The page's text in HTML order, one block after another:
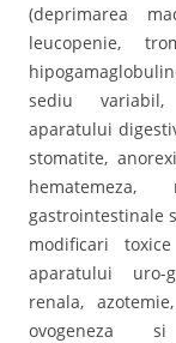
(deprimarea
leucopenie,
sediu
aparatului
stomatite,
hematemeza,
gastrointestinale
modificari
aparatului uro-
renala,
ovogeneza si